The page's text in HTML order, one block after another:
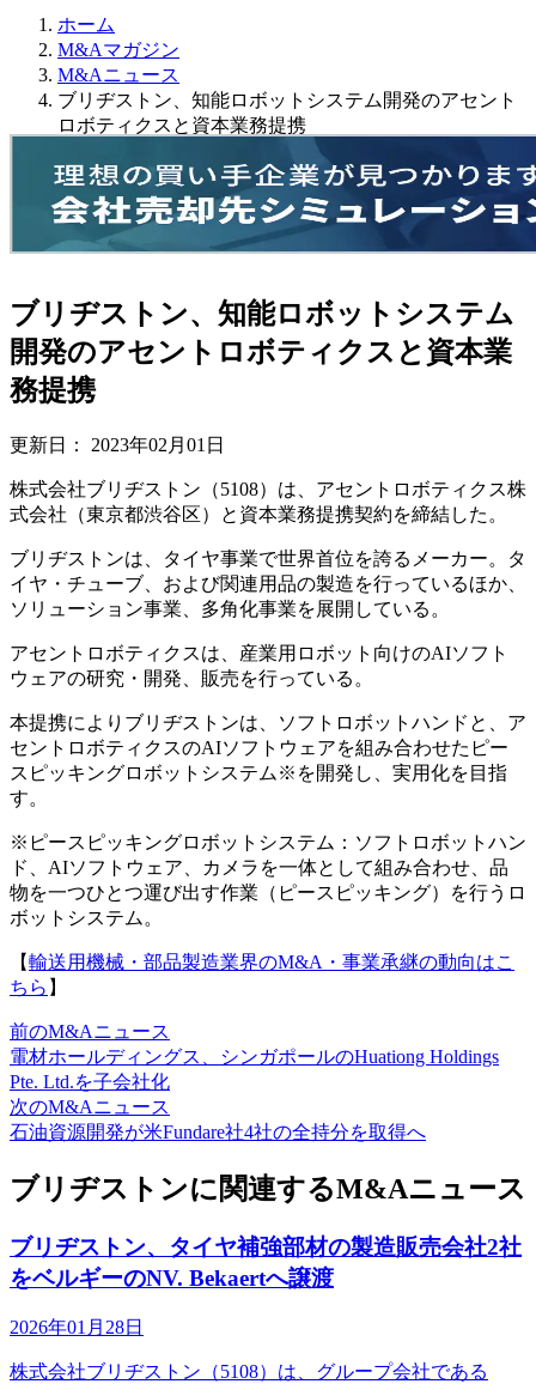
ホーム
M&Aマガジン
M&Aニュース
ブリヂストン、知能ロボットシステム開発のアセント
ロボティクスと資本業務提携
ブリヂストン、知能ロボットシステム
開発のアセントロボティクスと資本業
務提携
更新日： 2023年02月01日
株式会社ブリヂストン（5108）は、アセントロボティクス株
式会社（東京都渋谷区）と資本業務提携契約を締結した。
ブリヂストンは、タイヤ事業で世界首位を誇るメーカー。タ
イヤ・チューブ、および関連用品の製造を行っているほか、
ソリューション事業、多角化事業を展開している。
アセントロボティクスは、産業用ロボット向けのAIソフト
ウェアの研究・開発、販売を行っている。
本提携によりブリヂストンは、ソフトロボットハンドと、ア
セントロボティクスのAIソフトウェアを組み合わせたピー
スピッキングロボットシステム※を開発し、実用化を目指
す。
※ピースピッキングロボットシステム：ソフトロボットハン
ド、AIソフトウェア、カメラを一体として組み合わせ、品
物を一つひとつ運び出す作業（ピースピッキング）を行うロ
ボットシステム。
【輸送用機械・部品製造業界のM&A・事業承継の動向はこ
ちら 】
前のM&Aニュース
電材ホールディングス、シンガポールのHuationg Holdings
Pte. Ltd.を子会社化
次のM&Aニュース
石油資源開発が米Fundare社4社の全持分を取得へ
ブリヂストンに関連するM&Aニュース
ブリヂストン、タイヤ補強部材の製造販売会社2社
をベルギーのNV. Bekaertへ譲渡
2026年01月28日
株式会社ブリヂストン（5108）は、グループ会社である